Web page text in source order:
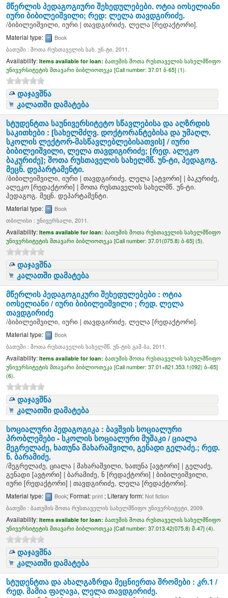
მწერლის პედაგოგიური შეხედულებები. ოტია იოსელიანი
იური ბიბილეიშვილი; რედ: ლელა თავდგირიძე.
/ბიბილეიშვილი, იური |თავდგირიძე, ლელა [რედაქტორი].
Material type:
Book
ბათუმი : შოთა რუსთაველის სახ. უნ-ტი, 2011.
Availability:Items available for loan:ბათუმის შოთა რუსთაველის სახელმწიფო
უნივერსიტეტის მთავარი ბიბლიოთეკა [Call number:37.01 ბ-65] (1).
დაჯავშნა
კალათში დამატება
სტუდენტთა საუნივერსიტეტო სწავლებისა და აღზრდის
საკითხები : [სახელმძღვ. დოქტორანტებისა და უმაღლ.
სკოლის ლექტორ-მასწავლებლებისათვის] /იური
ბიბილეიშვილი, ლელა თავდიგირიძე; [რედ. ალეკო
ბაკურიძე]; შოთა რუსთაველის სახელმწ. უნ-ტი, პედაგოგ.
მეცნ. დეპარტამენტი.
/ბიბილეიშვილი, იური |თავდგირიძე, ლელა [ატვორი] |ბაკურიძე,
ალეკო [რედაქტორი] |შოთა რუსთაველის სახელმწ. უნ-ტი.
პედაგოგ. მეცნ. დეპარტამენტი.
Material type:
Book
თბილისი : უნივერსალი, 2011.
Availability:Items available for loan:ბათუმის შოთა რუსთაველის სახელმწიფო
უნივერსიტეტის მთავარი ბიბლიოთეკა [Call number:37.01(075.8) ბ-65] (5).
დაჯავშნა
კალათში დამატება
მწერლის პედაგოგიკური შეხედულებები :ოტია
იოსელიანი / იური ბიბილეიშვილი ; რედ. ლელა
თავდგირიძე
/ბიბილეიშვილი, იური |თავდგირიძე, ლელა [რედაქტორი].
Material type:
Book
ბათუმი : შოთა რუსთაველის სახელმწ. უნ-ტის გამ-ბა, 2011.
Availability:Items available for loan:ბათუმის შოთა რუსთაველის სახელმწიფო
უნივერსიტეტის მთავარი ბიბლიოთეკა [Call number:37.01+821.353.1(092) ბ–65]
(6).
დაჯავშნა
კალათში დამატება
სოციალური პედაგოგიკა : ბავშვის სოციალური
პრობლემები - სკოლის სოციალური მუშაკი /ციალა
მეგრელაძე, ხათუნა მახარაშვილი, გენადი გელაძე.; რედ.
ნ. ბარამიძე.
/მეგრელაძე, ციალა |მახარაშვილი, ხათუნა [ავტორი] |გელაძე,
გენადი [ავტორი] |ბარამიძე, ნ [რედაქტორი] |ბიბილეიშვილი,
იური [რედაქტორი] |თავდგირიძე, ლელა [რედაქტორი].
Material type: Book; Format:print ; Literary form:Not fiction
ბათუმი : ბათუმის შოთა რუსთაველის სახელმწიფო უნივერსიტეტი, 2009.
Availability:Items available for loan:ბათუმის შოთა რუსთაველის სახელმწიფო
უნივერსიტეტის მთავარი ბიბლიოთეკა [Call number:37.013.42(075.8) მ-47] (4).
დაჯავშნა
კალათში დამატება
სტუდენტთა და ახალგაზრდა მეცნიერთა შრომები : კრ.1 /
რედ. მამია ფაღავა, ლელა თავდგირიძე.